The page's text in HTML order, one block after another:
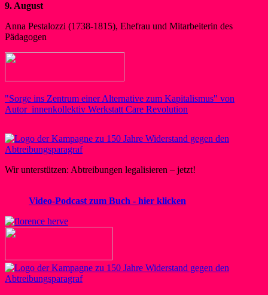
9. August
Anna Pestalozzi (1738-1815), Ehefrau und Mitarbeiterin des
Pädagogen
"Sorge ins Zentrum einer Alternative zum Kapitalismus" von
Autor_innenkollektiv Werkstatt Care Revolution
Wir unterstützen: Abtreibungen legalisieren – jetzt!
Video-Podcast zum Buch - hier klicken